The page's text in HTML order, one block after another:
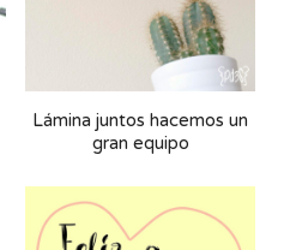
Lámina juntos hacemos un
gran equipo